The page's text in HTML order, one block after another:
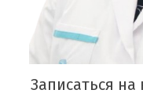
Записаться